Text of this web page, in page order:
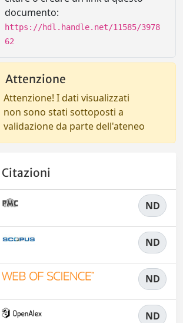
documento:
https://hdl.handle.net/11585/3978
62
Attenzione
Attenzione! I dati visualizzati
non sono stati sottoposti a
validazione da parte dell'ateneo
Citazioni
ND
ND
ND
ND